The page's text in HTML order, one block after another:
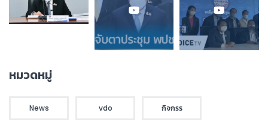
หมวดหมู่
News vdo กิจกรร